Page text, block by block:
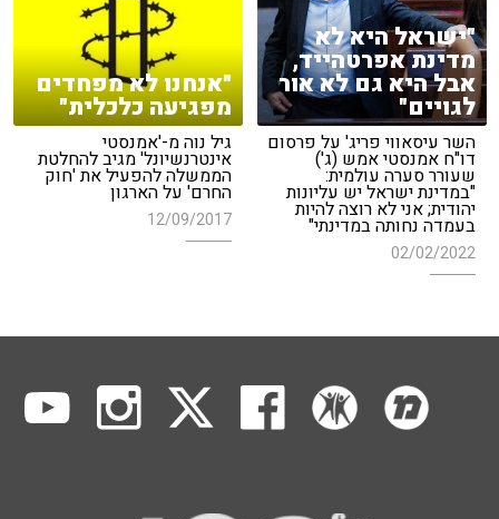
"ישראל היא לא
מדינת אפרטהייד,
אבל היא גם לא אור
לגויים"
השר עיסאווי פריג' על פרסום
דו"ח אמנסטי אמש (ג')
שעורר סערה עולמית:
"במדינת ישראל יש עליונות
יהודית; אני לא רוצה להיות
בעמדה נחותה במדינתי"
02/02/2022
"אנחנו לא מפחדים
מפגיעה כלכלית"
גיל נוה מ-'אמנסטי
אינטרנשיונל' מגיב להחלטת
הממשלה להפעיל את 'חוק
החרם' על הארגון
12/09/2017